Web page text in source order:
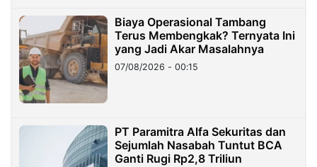
Biaya Operasional Tambang
Terus Membengkak? Ternyata Ini
yang Jadi Akar Masalahnya
07/08/2026 - 00:15
PT Paramitra Alfa Sekuritas dan
Sejumlah Nasabah Tuntut BCA
Ganti Rugi Rp2,8 Triliun